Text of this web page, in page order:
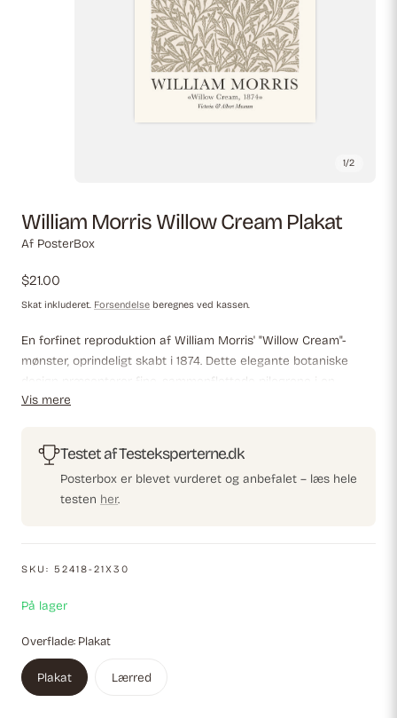
1/2
William Morris Willow Cream Plakat
Af PosterBox
Almindelig
pris
$21.00
Skat inkluderet. Forsendelse beregnes ved kassen.
En forfinet reproduktion af William Morris' "Willow Cream"-
mønster, oprindeligt skabt i 1874. Dette elegante botaniske
design præsenterer fine, sammenflettede pilegrene i en
afdæmpet grøn tone på en blød cremefarvet baggrund.
bevægelsen og fremhæver naturens skønhed med udsøgte
detaljer. En tidløs klassiker, perfekt til at tilføre vintage
sofistikation til ethvert rum.
Vis mere
Testet af Testeksperterne.dk
Posterbox er blevet vurderet og anbefalet – læs hele
testen her.
SKU: 52418-21X30
På lager
Overflade: Plakat
Plakat Lærred